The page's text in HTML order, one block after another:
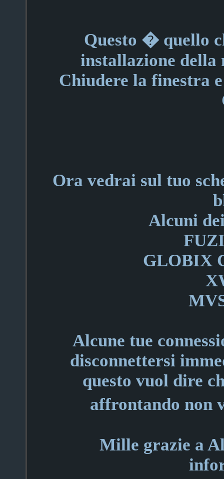
Questo � quello
installazione
Chiudere la finestra
Ora vedrai sul tuo
Alcuni
GLOBIX
Alcune tue
disconnettersi
questo vuol dire
affrontando non
Mille grazie a